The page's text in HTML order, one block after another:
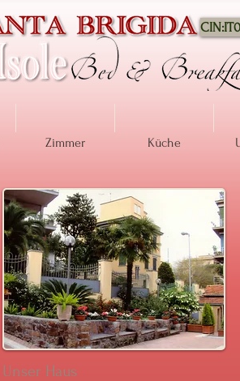
Zimmer Küche
Unser Haus